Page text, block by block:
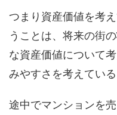
つまり資産価値を考
うことは、将来の街
な資産価値について
みやすさを考えてい
途中でマンションを